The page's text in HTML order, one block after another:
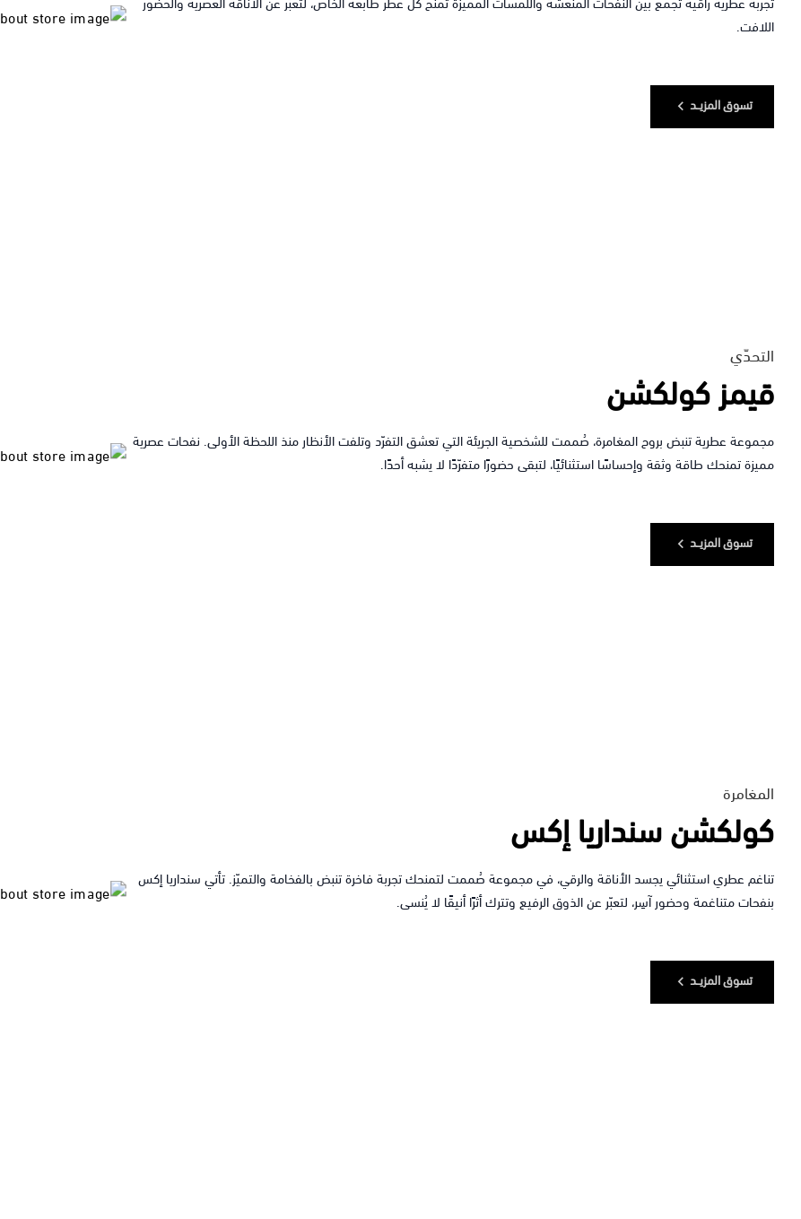
تجربة عطرية راقية تجمع بين النفحات المنعشة واللمسات المميزة تمنح كل عطر طابعه الخاص، لتعبّر عن الأناقة العصرية والحضور
اللافت.
تسوق المزيــد
التحدّي
قيمز كولكشن
مجموعة عطرية تنبض بروح المغامرة، صُممت للشخصية الجريئة التي تعشق التفرّد وتلفت الأنظار منذ اللحظة الأولى. نفحات عصرية
مميزة تمنحك طاقة وثقة وإحساسًا استثنائيًا، لتبقى حضورًا متفرّدًا لا يشبه أحدًا.
تسوق المزيــد
المغامرة
كولكشن سنداريا إكس
تناغم عطري استثنائي يجسد الأناقة والرقي، في مجموعة صُممت لتمنحك تجربة فاخرة تنبض بالفخامة والتميّز. تأتي سنداريا إكس
بنفحات متناغمة وحضور آسِر، لتعبّر عن الذوق الرفيع وتترك أثرًا أنيقًا لا يُنسى.
تسوق المزيــد